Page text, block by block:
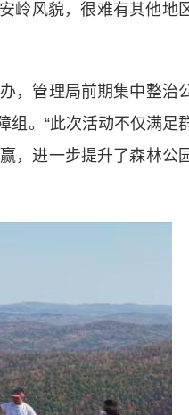
岭风貌，很难有其他地
，管理局前期集中整治
组。“此次活动不仅满足
，进一步提升了森林公